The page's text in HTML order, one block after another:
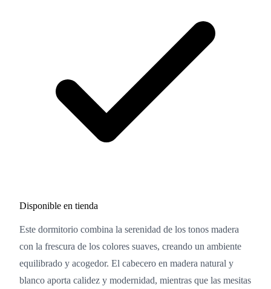
Disponible en tienda
Este dormitorio combina la serenidad de los tonos madera
con la frescura de los colores suaves, creando un ambiente
equilibrado y acogedor. El cabecero en madera natural y
blanco aporta calidez y modernidad, mientras que las mesitas